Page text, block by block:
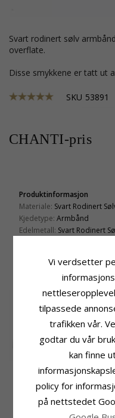
svart rodinert sølv armbånd i svart rodinert sølv med blank
overflate.
Disse smykkene er tatt ut
SKU 53891
CHANTI-pris
Produktinformasjon
Materiale: Svart Rodinert
Kjedetype: Armbånd
Edelmetall: Svart Rodinert
Blank Simple Rings
sterlingsølv
MEST
Vi verdsetter
tilpassede
trafikken vår.
godtar du vår
kan finne
policy for
på nettstedet